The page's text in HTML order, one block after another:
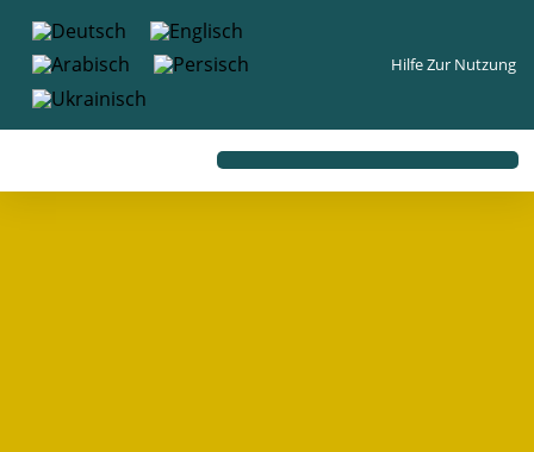
springen
Hilfe Zur Nutzung